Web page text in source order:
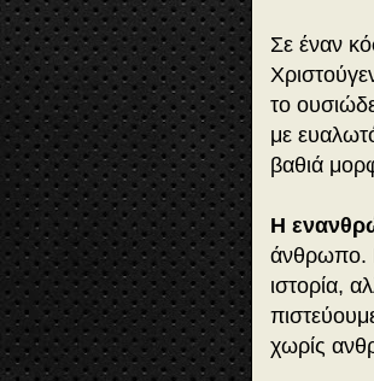
Σε έναν
το
με
βαθιά
Η
άνθρωπο.
ιστορία,
χωρίς